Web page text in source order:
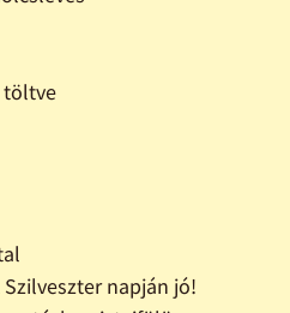
töltve
napján jó!